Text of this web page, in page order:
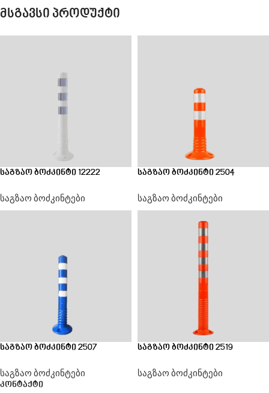
მსგავსი პროდუქტი
საგზაო ბოძკინტი 12222
საგზაო ბოძკინტები
საგზაო ბოძკინტი 2504
საგზაო ბოძკინტები
საგზაო ბოძკინტი 2507
საგზაო ბოძკინტები
საგზაო ბოძკინტი 2519
საგზაო ბოძკინტები
კონტაქტი